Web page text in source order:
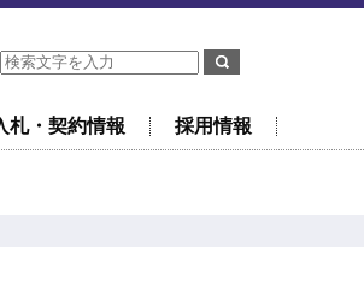
札・契約情報 採用情報